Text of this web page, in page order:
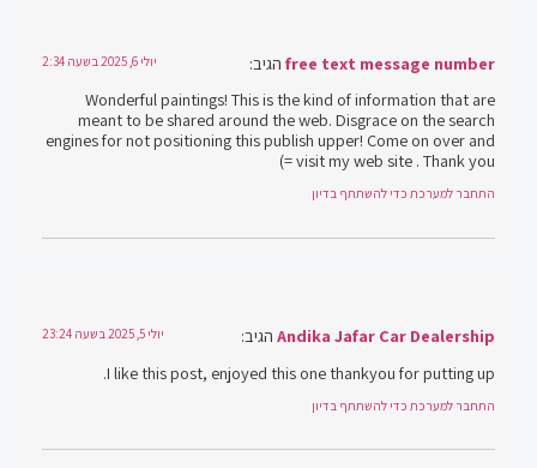
free text message number הגיב: יולי 6, 2025 בשעה 2:34
Wonderful paintings! This is the kind of information that are
meant to be shared around the web. Disgrace on the search
engines for not positioning this publish upper! Come on over and
visit my web site . Thank you =)
התחבר למערכת כדי להשתתף בדיון
Andika Jafar Car Dealership הגיב: יולי 5, 2025 בשעה 23:24
I like this post, enjoyed this one thankyou for putting up.
התחבר למערכת כדי להשתתף בדיון